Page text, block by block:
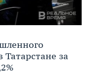
Татарстане за